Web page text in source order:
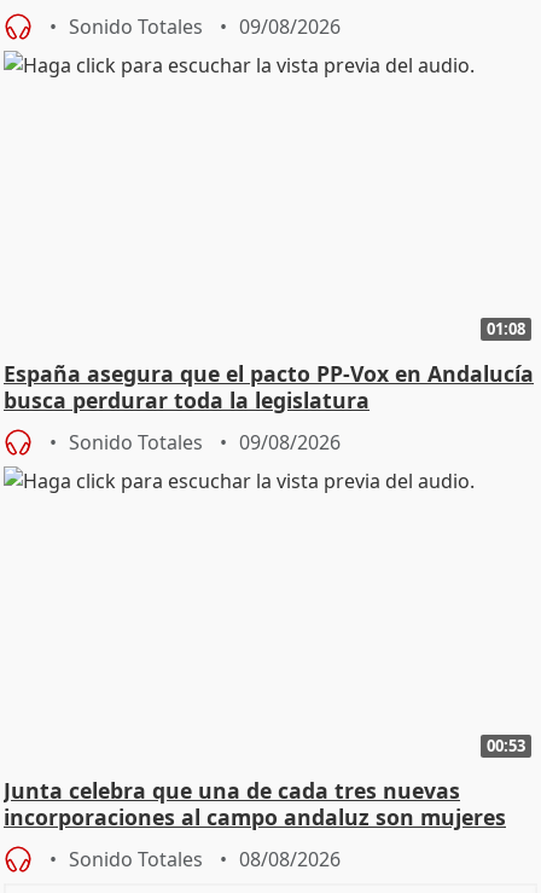
Sonido Totales 09/08/2026
01:08
España asegura que el pacto PP-Vox en Andalucía
busca perdurar toda la legislatura
Sonido Totales 09/08/2026
00:53
Junta celebra que una de cada tres nuevas
incorporaciones al campo andaluz son mujeres
jóvenes
Sonido Totales 08/08/2026